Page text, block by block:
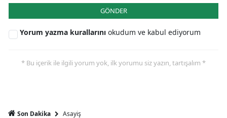
GÖNDER
Yorum yazma kurallarını okudum ve kabul ediyorum
* Bu içerik ile ilgili yorum yok, ilk yorumu siz yazın, tartışalım *
Son Dakika Asayiş